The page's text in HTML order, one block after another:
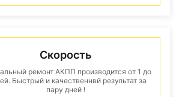
Скорость
ремонт АКПП производится от 1 до
Быстрый и качественнвй результат за
пару дней !